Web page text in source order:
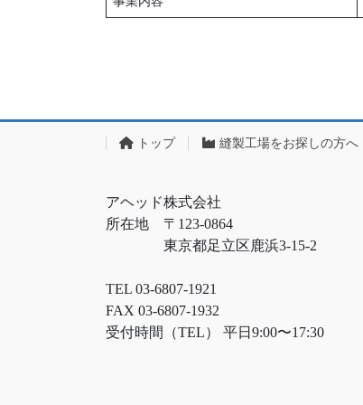
トップ 縫製工場をお探しの方へ
アヘッド株式会社
所在地 〒123-0864
東京都足立区鹿浜3-15-2
TEL 03-6807-1921
FAX 03-6807-1932
受付時間（TEL） 平日9:00〜17:30